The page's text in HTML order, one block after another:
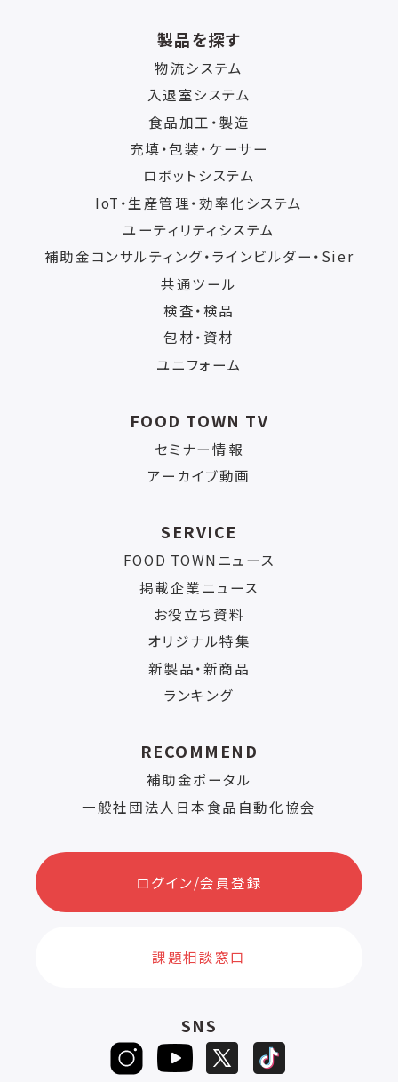
製品を探す
物流システム
入退室システム
食品加工・製造
充填・包装・ケーサー
ロボットシステム
IoT・生産管理・効率化システム
ユーティリティシステム
補助金コンサルティング・ラインビルダー・Sier
共通ツール
検査・検品
包材・資材
ユニフォーム
FOOD TOWN TV
セミナー情報
アーカイブ動画
SERVICE
FOOD TOWNニュース
掲載企業ニュース
お役立ち資料
オリジナル特集
新製品・新商品
ランキング
RECOMMEND
補助金ポータル
一般社団法人日本食品自動化協会
ログイン/会員登録
課題相談窓口
SNS